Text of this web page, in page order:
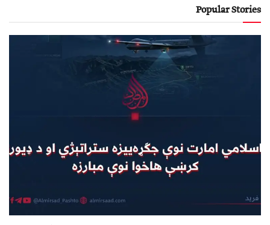
Popular Stories